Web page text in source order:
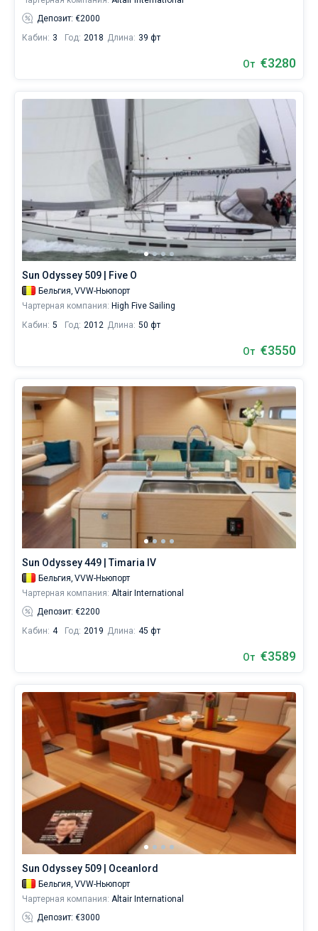
Депозит: €2000
Кабин: 3 Год: 2018 Длина: 39 фт
От €3280
Sun Odyssey 509 | Five O
Бельгия, VVW-Ньюпорт
Чартерная компания: High Five Sailing
Кабин: 5 Год: 2012 Длина: 50 фт
От €3550
Sun Odyssey 449 | Timaria IV
Бельгия, VVW-Ньюпорт
Чартерная компания: Altair International
Депозит: €2200
Кабин: 4 Год: 2019 Длина: 45 фт
От €3589
Sun Odyssey 509 | Oceanlord
Бельгия, VVW-Ньюпорт
Чартерная компания: Altair International
Депозит: €3000